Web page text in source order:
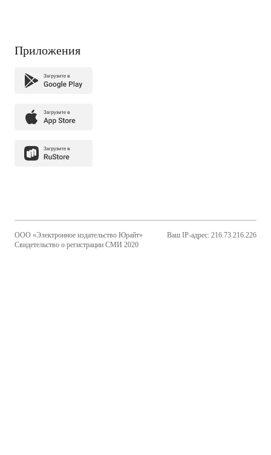
Приложения
ООО «Электронное издательство Юрайт»
Свидетельство о регистрации СМИ 2020
Ваш IP-адрес: 216.73.216.226